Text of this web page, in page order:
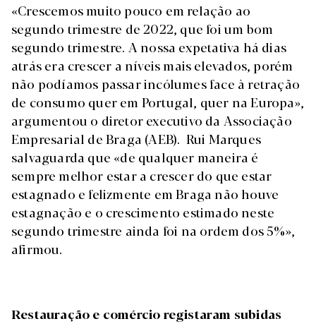
«Crescemos muito pouco em relação ao
segundo trimestre de 2022, que foi um bom
segundo trimestre. A nossa expetativa há dias
atrás era crescer a níveis mais elevados, porém
não podíamos passar incólumes face à retração
de consumo quer em Portugal, quer na Europa»,
argumentou o diretor executivo da Associação
Empresarial de Braga (AEB). Rui Marques
salvaguarda que «de qualquer maneira é
sempre melhor estar a crescer do que estar
estagnado e felizmente em Braga não houve
estagnação e o crescimento estimado neste
segundo trimestre ainda foi na ordem dos 5%»,
afirmou.
Restauração e comércio registaram subidas